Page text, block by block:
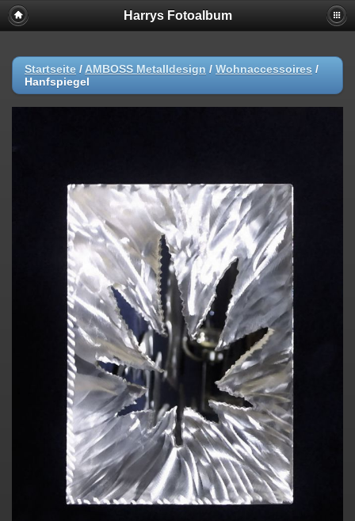
Harrys Fotoalbum
Startseite / AMBOSS Metalldesign / Wohnaccessoires /
Hanfspiegel